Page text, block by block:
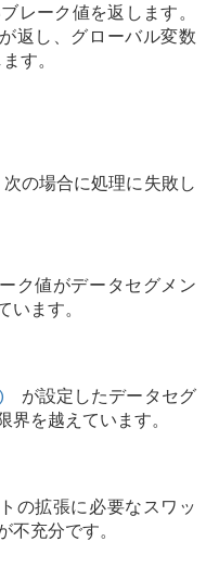
ーク値を返します。
返し、グローバル変数
す。
の場合に処理に失敗し
ク値がデータセグメン
います。
が設定したデータセグ
界を越えています。
の拡張に必要なスワッ
不充分です。